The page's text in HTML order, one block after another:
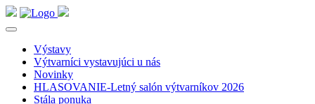
Výstavy
Výtvarníci vystavujúci u nás
Novinky
HLASOVANIE-Letný salón výtvarníkov 2026
Stála ponuka